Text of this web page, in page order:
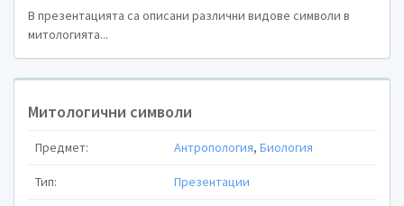
В презентацията са описани различни видове символи в
митологията...
Митологични символи
Предмет: Антропология, Биология
Тип: Презентации